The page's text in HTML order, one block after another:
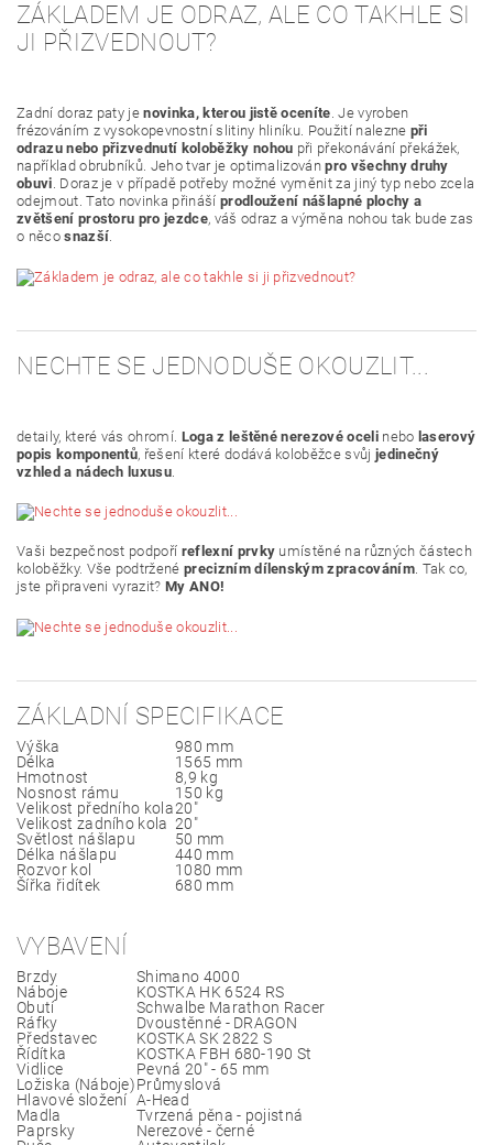
ZÁKLADEM JE ODRAZ, ALE CO TAKHLE SI
JI PŘIZVEDNOUT?
Zadní doraz paty jenovinka, kterou jistě oceníte. Je vyroben
frézováním z vysokopevnostní slitiny hliníku. Použití nalezne při
odrazu nebo přizvednutí koloběžky nohou při překonávání překážek,
například obrubníků. Jeho tvar je optimalizovánpro všechny druhy
obuvi. Doraz je v případě potřeby možné vyměnit za jiný typ nebo zcela
odejmout. Tato novinka přináší prodloužení nášlapné plochy a
zvětšení prostoru pro jezdce, váš odraz a výměna nohou tak bude zas
o něcosnazší.
NECHTE SE JEDNODUŠE OKOUZLIT...
detaily, které vás ohromí. Loga z leštěné nerezové ocelinebo laserový
popis komponentů, řešení které dodává koloběžce svůj jedinečný
vzhled a nádech luxusu
Vaši bezpečnost podpoří reflexní prvky umístěné na různých částech
koloběžky. Vše podtrženéprecizním dílenským zpracováním. Tak co,
jste připraveni vyrazit? My ANO!
ZÁKLADNÍ SPECIFIKACE
Výška
980 mm
Délka
1565 mm
Hmotnost
8,9 kg
Nosnost rámu
150 kg
Velikost předního kola20"
Velikost zadního kola 20"
Světlost nášlapu
50 mm
Délka nášlapu
440 mm
Rozvor kol
1080 mm
Šířka řidítek
680 mm
VYBAVENÍ
Brzdy
Shimano 4000
Náboje
KOSTKA HK 6524 RS
Obutí
Schwalbe Marathon Racer
Ráfky
Dvoustěnné - DRAGON
Představec
KOSTKA SK 2822 S
Řídítka
KOSTKA FBH 680-190 St
Vidlice
Pevná 20" - 65 mm
Ložiska (Náboje)Průmyslová
Hlavové složení A-Head
Madla
Tvrzená pěna - pojistná
Paprsky
Nerezové - černé